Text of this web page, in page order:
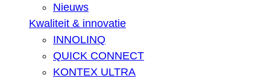
Nieuws
Kwaliteit & innovatie
INNOLINQ
QUICK CONNECT
KONTEX ULTRA